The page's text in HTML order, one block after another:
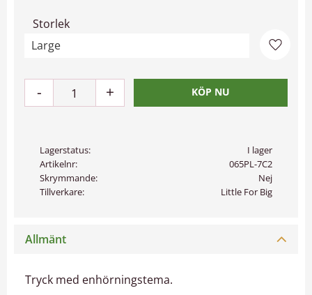
Storlek
+
-
Lägg
Lagerstatus
I lager
Artikelnr
065PL-7C2
Skrymmande
Nej
Tillverkare
Little For Big
Allmänt
Tryck med enhörningstema.